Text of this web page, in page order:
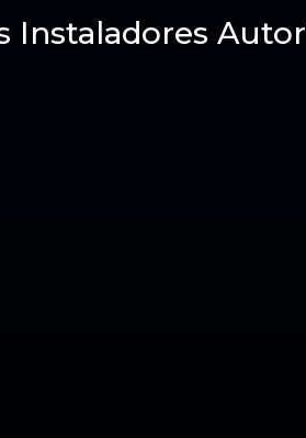
Instaladores